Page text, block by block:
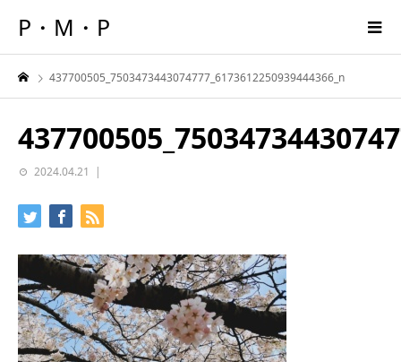
P・M・P
437700505_7503473443074777_6173612250939444366_n
2024.04.21